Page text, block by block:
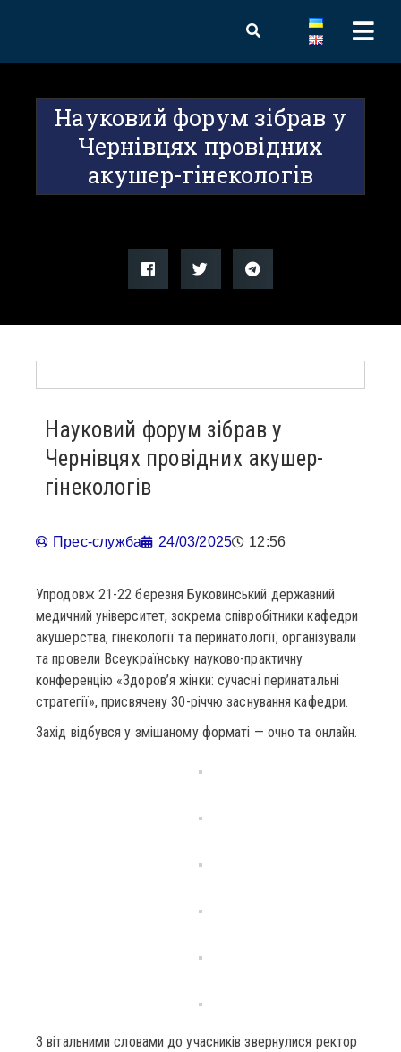
Науковий форум зібрав у
Чернівцях провідних
акушер-гінекологів
Науковий форум зібрав у
Чернівцях провідних акушер-
гінекологів
Прес-служба 24/03/2025 12:56
Упродовж 21-22 березня Буковинський державний
медичний університет, зокрема співробітники кафедри
акушерства, гінекології та перинатології, організували
та провели Всеукраїнську науково-практичну
конференцію «Здоров’я жінки: сучасні перинатальні
стратегії», присвячену 30-річчю заснування кафедри.
Захід відбувся у змішаному форматі — очно та онлайн.
З вітальними словами до учасників звернулися ректор